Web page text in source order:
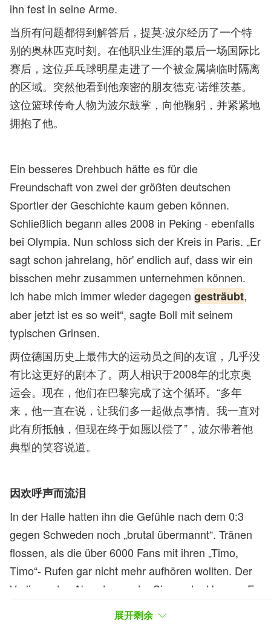
ihn fest in seine Arme.
当所有问题都得到解答后，提莫·波尔经历了一个特
别的奥林匹克时刻。在他职业生涯的最后一场国际比
赛后，这位乒乓球明星走进了一个被金属墙临时隔离
的区域。突然他看到他亲密的朋友德克·诺维茨基。
这位篮球传奇人物为波尔鼓掌，向他鞠躬，并紧紧地
拥抱了他。
Ein besseres Drehbuch hätte es für die
Freundschaft von zwei der größten deutschen
Sportler der Geschichte kaum geben können.
Schließlich begann alles 2008 in Peking - ebenfalls
bei Olympia. Nun schloss sich der Kreis in Paris. „Er
sagt schon jahrelang, hör' endlich auf, dass wir ein
bisschen mehr zusammen unternehmen können.
Ich habe mich immer wieder dagegen gesträubt,
aber jetzt ist es so weit“, sagte Boll mit seinem
typischen Grinsen.
两位德国历史上最伟大的运动员之间的友谊，几乎没
有比这更好的剧本了。两人相识于2008年的北京奥
运会。现在，他们在巴黎完成了这个循环。“多年
来，他一直在说，让我们多一起做点事情。我一直对
此有所抵触，但现在终于如愿以偿了”，波尔带着他
典型的笑容说道。
因欢呼声而流泪
In der Halle hatten ihn die Gefühle nach dem 0:3
gegen Schweden noch „brutal übermannt“. Tränen
flossen, als die über 6000 Fans mit ihren „Timo,
Timo“- Rufen gar nicht mehr aufhören wollten. Der
Verlierer des Abends war der Sieger der Herzen. Er
sei ein „herausragender Spieler, der größte Spieler,
den wir je hatten“, sagte der nicht gerade erfolglose
展开剩余